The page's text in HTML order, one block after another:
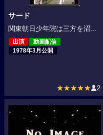
サード
関東朝日少年院は三方を沼...
出演
動画配信
1978年3月公開
★★★★★ 2